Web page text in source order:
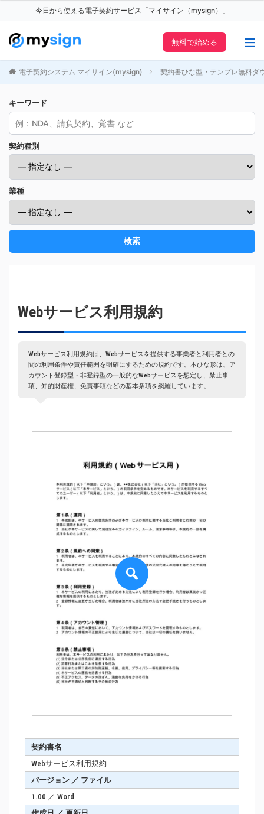
今日から使える電子契約サービス「マイサイン（mysign）」
無料で始める
電子契約システム マイサイン(mysign) 契約書ひな型・テンプレ無料ダ
キーワード
契約種別
業種
検索
Webサービス利用規約
Webサービス利用規約は、Webサービスを提供する事業者と利用者との
間の利用条件や責任範囲を明確にするための規約です。本ひな形は、ア
カウント登録型・非登録型の一般的なWebサービスを想定し、禁止事
項、知的財産権、免責事項などの基本条項を網羅しています。
契約書名
Webサービス利用規約
バージョン ／ ファイル
1.00 ／ Word